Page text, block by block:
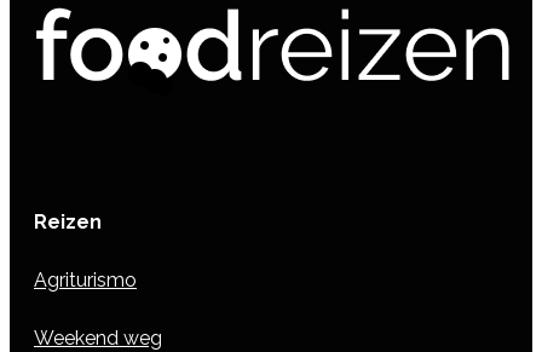
Reizen
Agriturismo
Weekend weg